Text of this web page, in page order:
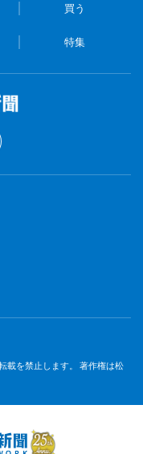
買う
特集
載を禁止します。 著作権は松